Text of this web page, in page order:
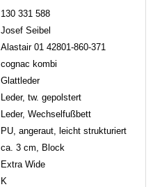
130 331 588
Josef Seibel
Alastair 01 42801-860-371
cognac kombi
Glattleder
Leder, tw. gepolstert
Leder, Wechselfußbett
PU, angeraut, leicht strukturiert
ca. 3 cm, Block
Extra Wide
K